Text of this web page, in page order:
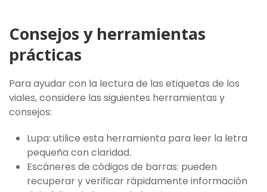
Consejos y herramientas
prácticas
Para ayudar con la lectura de las etiquetas de los
viales, considere las siguientes herramientas y
consejos:
Lupa: utilice esta herramienta para leer la letra
pequeña con claridad.
Escáneres de códigos de barras: pueden
recuperar y verificar rápidamente información